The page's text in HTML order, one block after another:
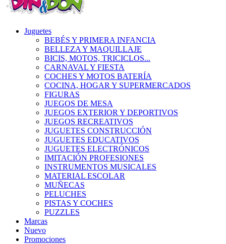
Juguetes
BEBÉS Y PRIMERA INFANCIA
BELLEZA Y MAQUILLAJE
BICIS, MOTOS, TRICICLOS...
CARNAVAL Y FIESTA
COCHES Y MOTOS BATERÍA
COCINA, HOGAR Y SUPERMERCADOS
FIGURAS
JUEGOS DE MESA
JUEGOS EXTERIOR Y DEPORTIVOS
JUEGOS RECREATIVOS
JUGUETES CONSTRUCCIÓN
JUGUETES EDUCATIVOS
JUGUETES ELECTRÓNICOS
IMITACIÓN PROFESIONES
INSTRUMENTOS MUSICALES
MATERIAL ESCOLAR
MUÑECAS
PELUCHES
PISTAS Y COCHES
PUZZLES
Marcas
Nuevo
Promociones